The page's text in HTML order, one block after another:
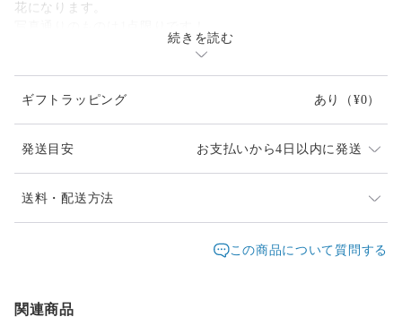
花になります。
お色違いもございます。
https://www.creema.jp/item/14744120/detail
#早割クリスマス2025
続きを読む
ギフトラッピング あり （¥0）
発送目安 お支払いから4日以内に発送
発送は通常2、3日以内（土日祝日を除く）に対応させて
しくお願い致します。
送料・配送方法
宅急便（ヤマト）
この商品について質問する
関連商品